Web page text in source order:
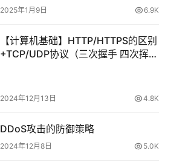
2025年1月9日 6.9K
【计算机基础】HTTP/HTTPS的区别
+TCP/UDP协议（三次握手 四次挥
2024年12月13日 4.8K
DDoS攻击的防御策略
2024年12月8日 5.0K